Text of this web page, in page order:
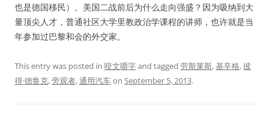
也是德国移民）。美国二战前后为什么走向强盛？因为吸纳到大
量顶尖人才，普通社区大学里教政治学课程的讲师，也许就是当
年参加过巴黎和会的外交家。
This entry was posted in 咬文嚼字and tagged 劳斯莱斯,基辛格,彼
得·德鲁克,旁观者,通用汽车on September 5, 2013.